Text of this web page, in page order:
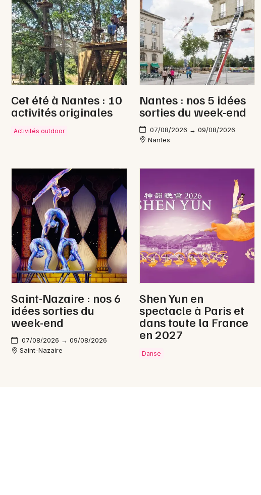
Newsletter des sorties
Artistes en tournée
Actus à Châteaubriant
Magazine à Châteaubriant
44 - Loire-Atlantique
Choisir mes départements
Mon email
Je m'abonne
Cet été à Nantes : 10
activités originales
Activités outdoor
Nantes : nos 5 idées
sorties du week-end
07/08/2026 → 09/08/2026
Nantes
Saint-Nazaire : nos 6
idées sorties du
week-end
07/08/2026 → 09/08/2026
Saint-Nazaire
Shen Yun en
spectacle à Paris et
dans toute la France
en 2027
Danse